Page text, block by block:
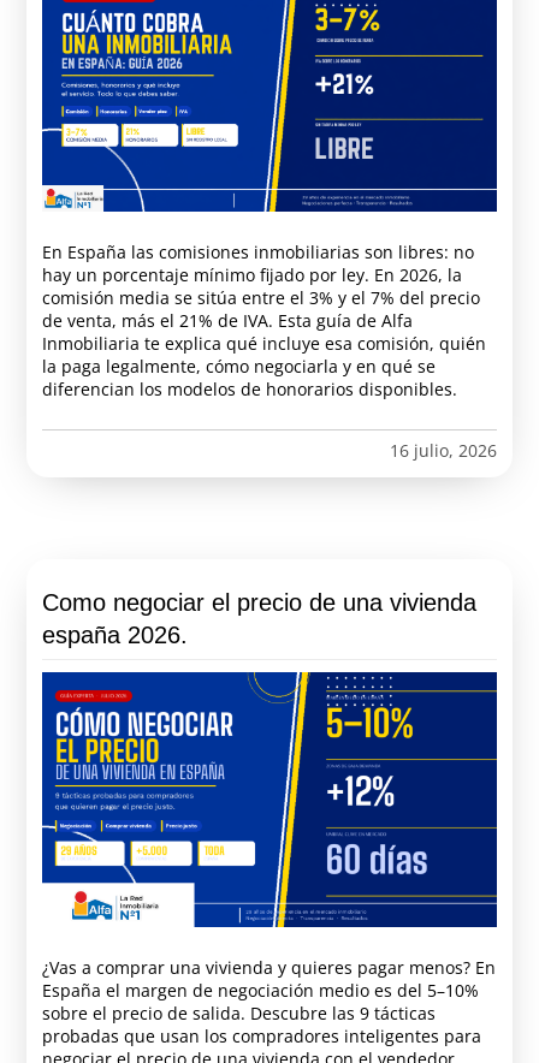
En España las comisiones inmobiliarias son libres: no
hay un porcentaje mínimo fijado por ley. En 2026, la
comisión media se sitúa entre el 3% y el 7% del precio
de venta, más el 21% de IVA. Esta guía de Alfa
Inmobiliaria te explica qué incluye esa comisión, quién
la paga legalmente, cómo negociarla y en qué se
diferencian los modelos de honorarios disponibles.
16 julio, 2026
Como negociar el precio de una vivienda
españa 2026.
¿Vas a comprar una vivienda y quieres pagar menos? En
España el margen de negociación medio es del 5–10%
sobre el precio de salida. Descubre las 9 tácticas
probadas que usan los compradores inteligentes para